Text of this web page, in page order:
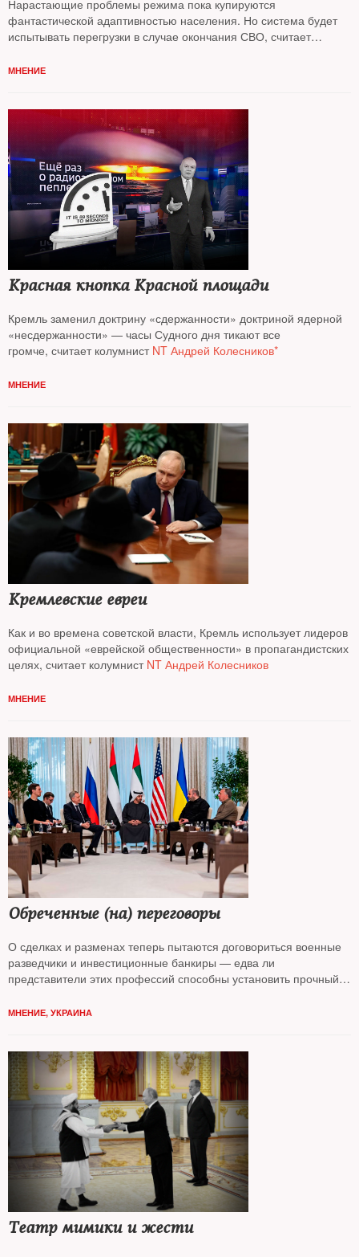
Нарастающие проблемы режима пока купируются
фантастической адаптивностью населения. Но система будет
испытывать перегрузки в случае окончания СВО, считает
МНЕНИЕ
Красная кнопка Красной площади
Кремль заменил доктрину «сдержанности» доктриной ядерной
«несдержанности» — часы Судного дня тикают все
громче, считает колумнист NT Андрей Колесников*
МНЕНИЕ
Кремлевские евреи
Как и во времена советской власти, Кремль использует лидеров
официальной «еврейской общественности» в пропагандистских
целях, считает колумнист NT Андрей Колесников
МНЕНИЕ
Обреченные (на) переговоры
О сделках и разменах теперь пытаются договориться военные
разведчики и инвестиционные банкиры — едва ли
представители этих профессий способны установить прочный
МНЕНИЕ, УКРАИНА
Театр мимики и жести